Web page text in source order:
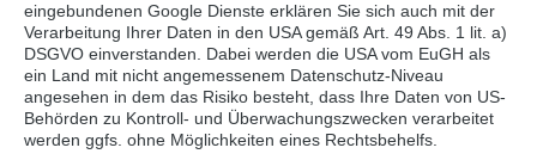
Sortiment
Rekener Duroc
Großküchentechnik
Über uns
eingebundenen Google Dienste erklären Sie sich auch mit der
Verarbeitung Ihrer Daten in den USA gemäß Art. 49 Abs. 1 lit. a)
DSGVO einverstanden. Dabei werden die USA vom EuGH als
ein Land mit nicht angemessenem Datenschutz-Niveau
angesehen in dem das Risiko besteht, dass Ihre Daten von US-
Behörden zu Kontroll- und Überwachungszwecken verarbeitet
werden ggfs. ohne Möglichkeiten eines Rechtsbehelfs.